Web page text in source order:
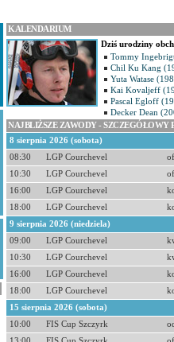
KALENDARIUM
Dziś urodziny
Tommy
Chil Ku Kang
Yuta Watase
Kai Kovaljeff
Pascal Egloff
Decker Dean
NAJBLIŻSZE ZAWODY - SZCZEGÓŁOWY
8 sierpnia 2026 (sobota)
08:30
LGP Courchevel
10:30
LGP Courchevel
16:00
LGP Courchevel
18:00
LGP Courchevel
9 sierpnia 2026 (niedziela)
09:00
LGP Courchevel
10:30
LGP Courchevel
16:00
LGP Courchevel
18:00
LGP Courchevel
15 sierpnia 2026 (sobota)
10:00
FIS Cup Szczyrk